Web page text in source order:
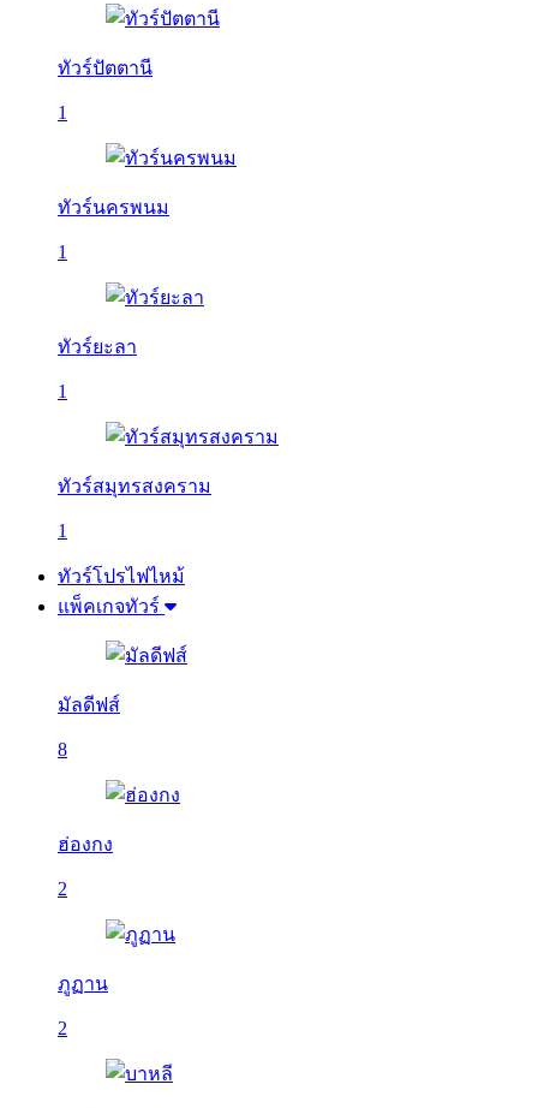
ทัวร์ปัตตานี
1
ทัวร์นครพนม
1
ทัวร์ยะลา
1
ทัวร์สมุทรสงคราม
1
ทัวร์โปรไฟไหม้
แพ็คเกจทัวร์
มัลดีฟส์
8
ฮ่องกง
2
ภูฏาน
2